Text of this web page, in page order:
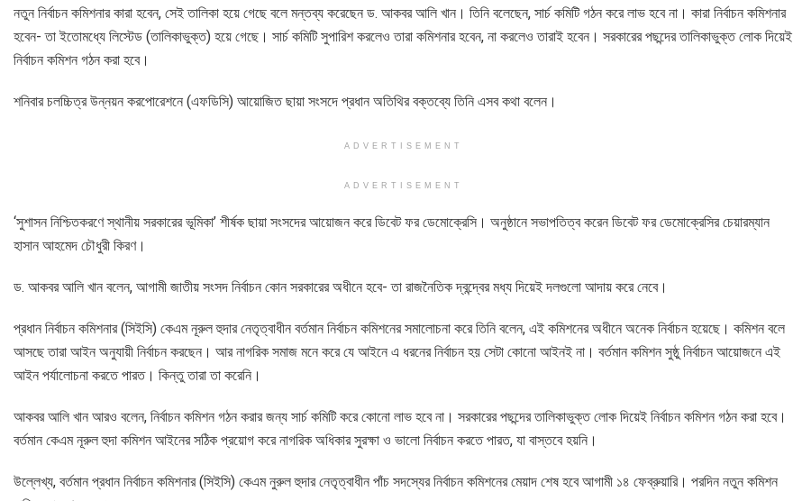
নতুন নির্বাচন কমিশনার কারা হবেন, সেই তালিকা হয়ে গেছে বলে মন্তব্য করেছেন ড. আকবর আলি খান। তিনি বলেছেন, সার্চ কমিটি গঠন করে লাভ হবে না। কারা নির্বাচন কমিশনার
হবেন- তা ইতোমধ্যে লিস্টেড (তালিকাভুক্ত) হয়ে গেছে। সার্চ কমিটি সুপারিশ করলেও তারা কমিশনার হবেন, না করলেও তারাই হবেন। সরকারের পছন্দের তালিকাভুক্ত লোক দিয়েই
নির্বাচন কমিশন গঠন করা হবে।
শনিবার চলচ্চিত্র উন্নয়ন করপোরেশনে (এফডিসি) আয়োজিত ছায়া সংসদে প্রধান অতিথির বক্তব্যে তিনি এসব কথা বলেন।
ADVERTISEMENT
ADVERTISEMENT
‘সুশাসন নিশ্চিতকরণে স্থানীয় সরকারের ভূমিকা’ শীর্ষক ছায়া সংসদের আয়োজন করে ডিবেট ফর ডেমোক্রেসি। অনুষ্ঠানে সভাপতিত্ব করেন ডিবেট ফর ডেমোক্রেসির চেয়ারম্যান
হাসান আহমেদ চৌধুরী কিরণ।
ড. আকবর আলি খান বলেন, আগামী জাতীয় সংসদ নির্বাচন কোন সরকারের অধীনে হবে- তা রাজনৈতিক দ্বন্দ্বের মধ্য দিয়েই দলগুলো আদায় করে নেবে।
প্রধান নির্বাচন কমিশনার (সিইসি) কেএম নূরুল হুদার নেতৃত্বাধীন বর্তমান নির্বাচন কমিশনের সমালোচনা করে তিনি বলেন, এই কমিশনের অধীনে অনেক নির্বাচন হয়েছে। কমিশন বলে
আসছে তারা আইন অনুযায়ী নির্বাচন করছেন। আর নাগরিক সমাজ মনে করে যে আইনে এ ধরনের নির্বাচন হয় সেটা কোনো আইনই না। বর্তমান কমিশন সুষ্ঠু নির্বাচন আয়োজনে এই
আইন পর্যালোচনা করতে পারত। কিন্তু তারা তা করেনি।
আকবর আলি খান আরও বলেন, নির্বাচন কমিশন গঠন করার জন্য সার্চ কমিটি করে কোনো লাভ হবে না। সরকারের পছন্দের তালিকাভুক্ত লোক দিয়েই নির্বাচন কমিশন গঠন করা হবে।
বর্তমান কেএম নূরুল হুদা কমিশন আইনের সঠিক প্রয়োগ করে নাগরিক অধিকার সুরক্ষা ও ভালো নির্বাচন করতে পারত, যা বাস্তবে হয়নি।
উল্লেখ্য, বর্তমান প্রধান নির্বাচন কমিশনার (সিইসি) কেএম নুরুল হুদার নেতৃত্বাধীন পাঁচ সদস্যের নির্বাচন কমিশনের মেয়াদ শেষ হবে আগামী ১৪ ফেব্রুয়ারি। পরদিন নতুন কমিশন